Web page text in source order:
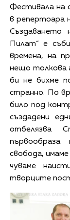
Фестивала на
в репертоара
Създаването
Пилат“ е
времена, на
нещо толкова
би не бихме
странно. По
било под
създадени
отбелязва
свобода,
чуваме
творците